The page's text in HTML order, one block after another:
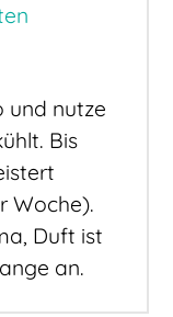
und nutze
Bis
Woche).
Duft ist
an.